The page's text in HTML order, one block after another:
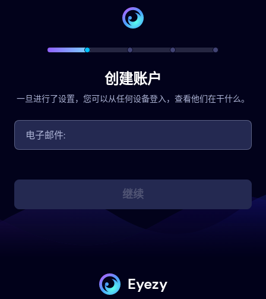
创建账户
一旦进行了设置，您可以从任何设备登入，查看他们在干什么。
继续
Eyezy